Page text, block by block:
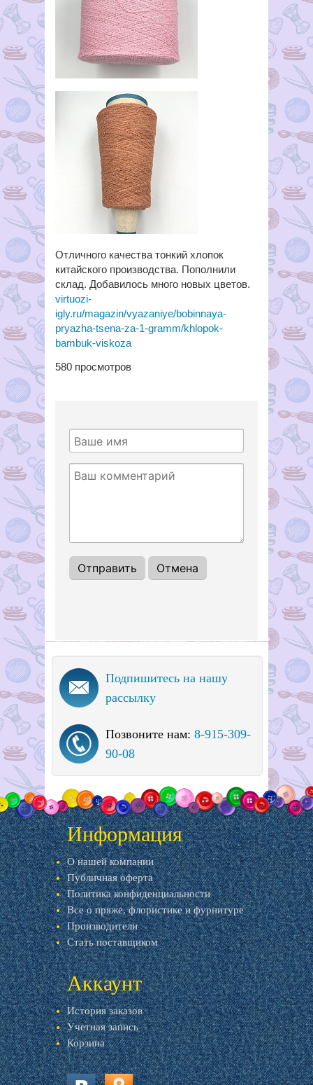
Отличного качества тонкий хлопок
китайского производства. Пополнили
склад. Добавилось много новых цветов.
virtuozi-
igly.ru/magazin/vyazaniye/bobinnaya-
pryazha-tsena-za-1-gramm/khlopok-
bambuk-viskoza
580 просмотров
Подпишитесь на нашу
рассылку
Позвоните нам: 8-915-309-
90-08
Информация
О нашей компании
Публичная оферта
Политика конфиденциальности
Все о пряже, флористике и фурнитуре
Производители
Стать поставщиком
Аккаунт
История заказов
Учетная запись
Корзина